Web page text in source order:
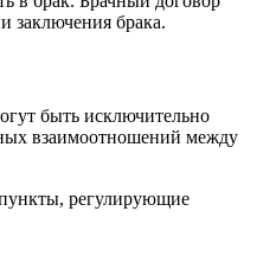
заключения брака.
быть исключительно
взаимоотношений между
регулирующие